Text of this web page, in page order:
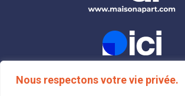
Nous respectons votre vie privée.